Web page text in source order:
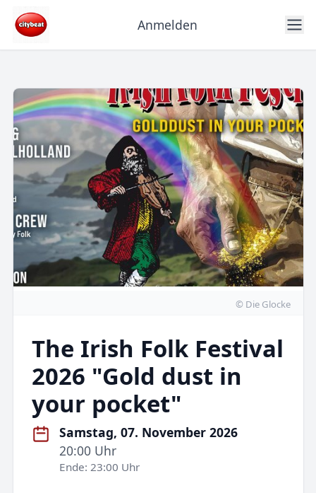
Anmelden
© Die Glocke
The Irish Folk Festival
2026 "Gold dust in
your pocket"
Samstag, 07. November 2026
20:00 Uhr
Ende: 23:00 Uhr